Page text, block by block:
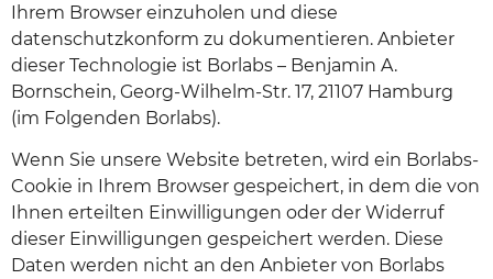
Ihrem Browser einzuholen und diese
datenschutzkonform zu dokumentieren. Anbieter
dieser Technologie ist Borlabs – Benjamin A.
Bornschein, Georg-Wilhelm-Str. 17, 21107 Hamburg
(im Folgenden Borlabs).
Wenn Sie unsere Website betreten, wird ein Borlabs-
Cookie in Ihrem Browser gespeichert, in dem die von
Ihnen erteilten Einwilligungen oder der Widerruf
dieser Einwilligungen gespeichert werden. Diese
Daten werden nicht an den Anbieter von Borlabs